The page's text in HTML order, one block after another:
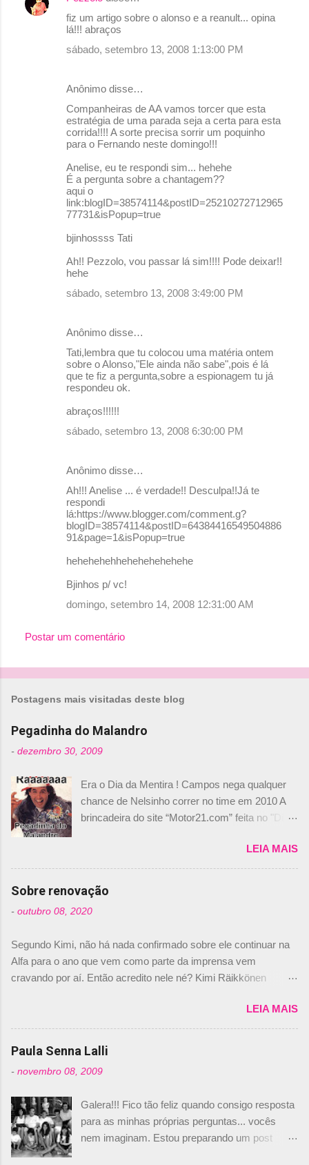
fiz um artigo sobre o alonso e a reanult... opina
lá!!! abraços
sábado, setembro 13, 2008 1:13:00 PM
Anônimo disse…
Companheiras de AA vamos torcer que esta
estratégia de uma parada seja a certa para esta
corrida!!!! A sorte precisa sorrir um poquinho
para o Fernando neste domingo!!!
Anelise, eu te respondi sim... hehehe
É a pergunta sobre a chantagem??
aqui o
link:blogID=38574114&postID=25210272712965
77731&isPopup=true
bjinhossss Tati
Ah!! Pezzolo, vou passar lá sim!!!! Pode deixar!!
hehe
sábado, setembro 13, 2008 3:49:00 PM
Anônimo disse…
Tati,lembra que tu colocou uma matéria ontem
sobre o Alonso,"Ele ainda não sabe",pois é lá
que te fiz a pergunta,sobre a espionagem tu já
respondeu ok.
abraços!!!!!!
sábado, setembro 13, 2008 6:30:00 PM
Anônimo disse…
Ah!!! Anelise ... é verdade!! Desculpa!!Já te
respondi
lá:https://www.blogger.com/comment.g?
blogID=38574114&postID=64384416549504886
91&page=1&isPopup=true
hehehehehhehehehehehehe
Bjinhos p/ vc!
domingo, setembro 14, 2008 12:31:00 AM
Postar um comentário
Postagens mais visitadas deste blog
Pegadinha do Malandro
- dezembro 30, 2009
Era o Dia da Mentira ! Campos nega qualquer
chance de Nelsinho correr no time em 2010 A
brincadeira do site “Motor21.com” feita no "Día
de abril –, afirmando que Nelson Piquet havia
comprado 15% das ações da Campos, dando,
com isso, um lugar no time a Nelsinho Piquet,
foi esclarecida de uma vez por todas por
Daniele Audetto, diretor da escuderia. O
não será o companheiro de Bruno Senna em
2010. "Na verdade, nós recebemos uma oferta
de Piquet", admitiu Audetto. “Mas depois de ter
dois brasileiros”, explicou, dizendo ainda que
não tem nada contra o filho do tricampeão
Nelson Piquet. “Ele é um bom piloto, rápido e
experiente.” Audetto disse ainda que a suposta
não corresponde à realidade. “O suposto 15%
de investimento seria menor do que aquilo que
outros pilotos podem trazer: italianos, r...
LEIA MAIS
Sobre renovação
- outubro 08, 2020
Segundo Kimi, não há nada confirmado sobre ele continuar na
Alfa para o ano que vem como parte da imprensa vem
cravando por aí. Então acredito nele né? Kimi Räikkönen
truth but I’ve never had an option in my contract so that’s
should, pretty much, tell you that it’s not true." #Kimi7 #EifelGP
#AlfaRomeoRacing pic.twitter.com/77EDVn39Ia — Kimi
Romain falando sobre o fato do Iceman estar há tantos anos na
@RGrosjean ! #EifelGP 🇩🇪 #F1
pic.twitter.com/GSAu1LWnwW — Formula 1 (@F1) October 8,
2020 Beijinhos, Ludy
LEIA MAIS
Paula Senna Lalli
- novembro 08, 2009
Galera!!! Fico tão feliz quando consigo resposta
para as minhas próprias perguntas... vocês
nem imaginam. Estou preparando um post